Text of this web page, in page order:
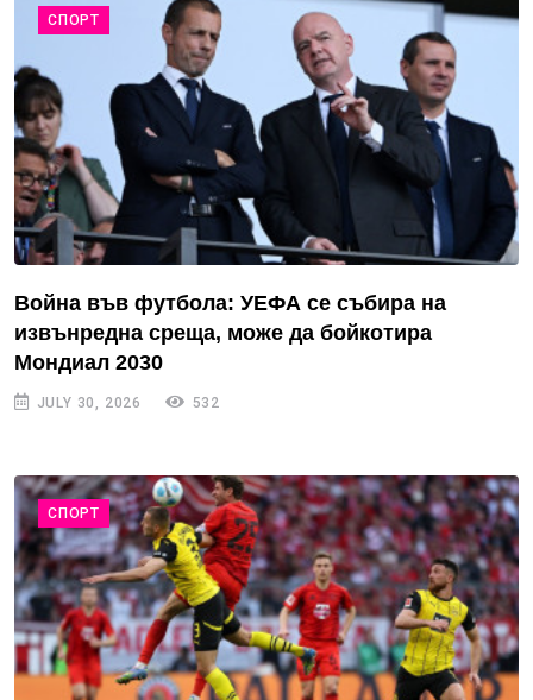
СПОРТ
Война във футбола: УЕФА се събира на
извънредна среща, може да бойкотира
Мондиал 2030
JULY 30, 2026 532
СПОРТ